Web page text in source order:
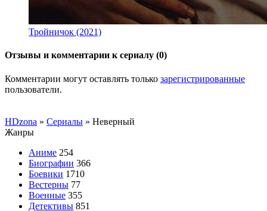
Тройничок (2021)
Отзывы и комментарии к сериалу (0)
Комментарии могут оставлять только зарегистрированные
пользователи.
HDzona » Сериалы » Неверный
Жанры
Аниме 254
Биографии 366
Боевики 1710
Вестерны 77
Военные 355
Детективы 851